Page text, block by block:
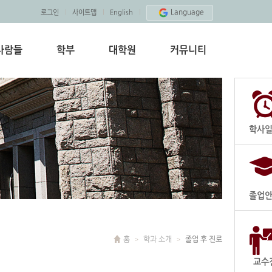
로그인 사이트맵 English Language
람들 학부 대학원 커뮤니티
홈 학과 소개 졸업 후 진로
학사
졸업
교수